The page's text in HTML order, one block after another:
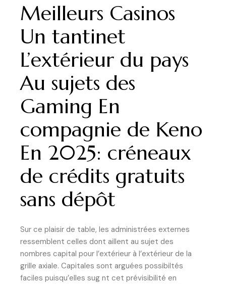
Meilleurs Casinos
Un tantinet
L’extérieur du pays
Au sujets des
Gaming En
compagnie de Keno
En 2025: créneaux
de crédits gratuits
sans dépôt
Sur ce plaisir de table, les administrées externes
ressemblent celles dont aillent au sujet des
nombres capital pour l’extérieur à l’extérieur de la
grille axiale. Capitales sont arguées possibiltés
faciles puisqu’elles sug nt cet prévisibilité en